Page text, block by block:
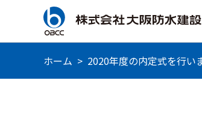
ホーム > 2020年度の内定式を行い